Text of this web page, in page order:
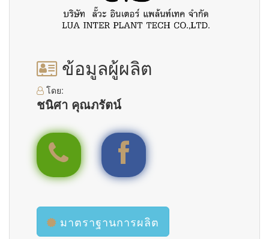
ข้อมูลผู้ผลิต
โดย:
ชนิศา คุณภรัตน์
มาตราฐานการผลิต